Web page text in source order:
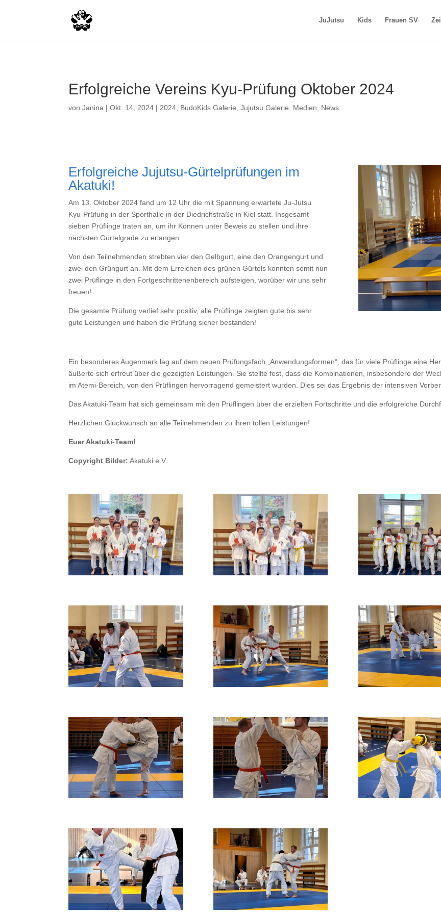
JuJutsu Kids Frauen SV
Erfolgreiche Vereins Kyu-Prüfung Oktober 2024
vonJanina |Okt. 14, 2024 | 2024 BudoKids Galerie ,Jujutsu Galerie Medien News
Erfolgreiche Jujutsu-Gürtelprüfungen im
Akatuki!
Am 13. Oktober 2024 fand um 12 Uhr die mit Spannung erwartete Ju-Jutsu
Kyu-Prüfung in der Sporthalle in der Diedrichstraße in Kiel statt. Insgesamt
sieben Prüflinge traten an, um ihr Können unter Beweis zu stellen und ihre
nächsten Gürtelgrade zu erlangen.
Von den Teilnehmenden strebten vier den Gelbgurt, eine den Orangengurt und
zwei den Grüngurt an. Mit dem Erreichen des grünen Gürtels konnten somit nun
zwei Prüflinge in den Fortgeschrittenenbereich aufsteigen, worüber wir uns sehr
freuen!
Die gesamte Prüfung verlief sehr positiv, alle Prüflinge zeigten gute bis sehr
gute Leistungen und haben die Prüfung sicher bestanden!
Ein besonderes Augenmerk lag auf dem neuen Prüfungsfach „Anwendungsformen“, das für viele Prüflinge eine
äußerte sich erfreut über die gezeigten Leistungen. Sie stellte fest, dass die Kombinationen, insbesondere der
im Atemi-Bereich, von den Prüflingen hervorragend gemeistert wurden. Dies sei das Ergebnis der intensiven
Das Akatuki-Team hat sich gemeinsam mit den Prüflingen über die erzielten Fortschritte und die erfolgreiche
Herzlichen Glückwunsch an alle Teilnehmenden zu ihren tollen Leistungen!
Euer Akatuki-Team!
Copyright Bilder: Akatuki e.V.